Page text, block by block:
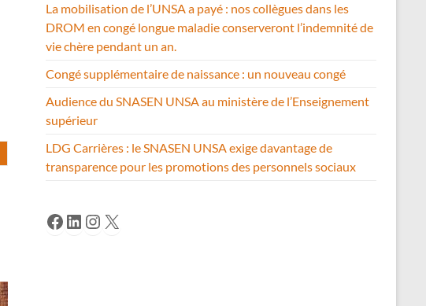
La mobilisation de l’UNSA a payé : nos collègues dans les
DROM en congé longue maladie conserveront l’indemnité de
vie chère pendant un an.
Congé supplémentaire de naissance : un nouveau congé
Audience du SNASEN UNSA au ministère de l’Enseignement
supérieur
LDG Carrières : le SNASEN UNSA exige davantage de
transparence pour les promotions des personnels sociaux
Facebook
LinkedIn
Instagram
X